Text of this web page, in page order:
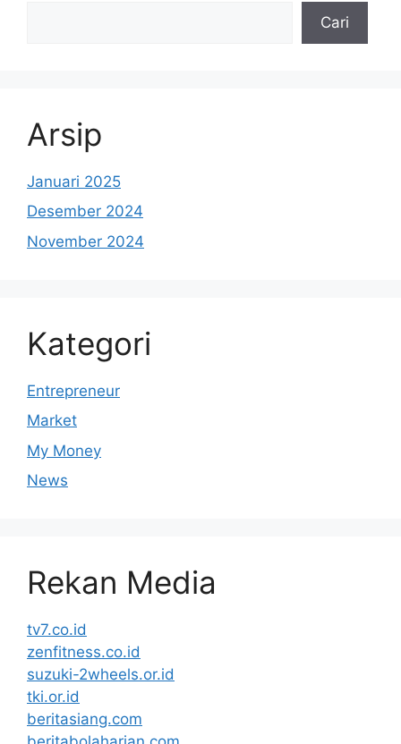
Cari
Arsip
Januari 2025
Desember 2024
November 2024
Kategori
Entrepreneur
Market
My Money
News
Rekan Media
tv7.co.id
zenfitness.co.id
suzuki-2wheels.or.id
tki.or.id
beritasiang.com